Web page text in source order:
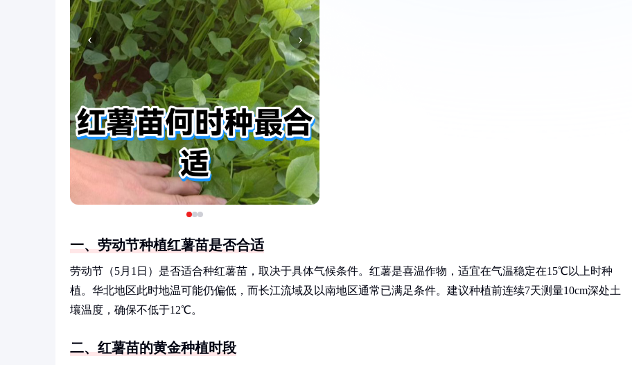
‹ ›
一、劳动节种植红薯苗是否合适
劳动节（5月1日）是否适合种红薯苗，取决于具体气候条件。红薯是喜温作物，适宜在气温稳定在15℃以上时种
植。华北地区此时地温可能仍偏低，而长江流域及以南地区通常已满足条件。建议种植前连续7天测量10cm深处土
壤温度，确保不低于12℃。
二、红薯苗的黄金种植时段